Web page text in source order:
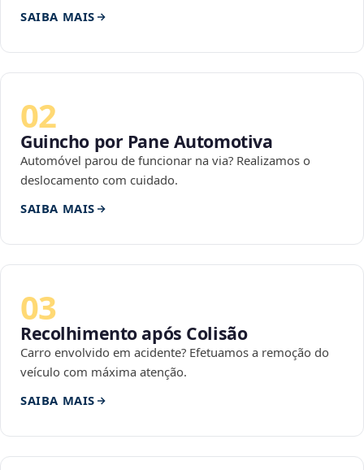
SAIBA MAIS
02
Guincho por Pane Automotiva
Automóvel parou de funcionar na via? Realizamos o
deslocamento com cuidado.
SAIBA MAIS
03
Recolhimento após Colisão
Carro envolvido em acidente? Efetuamos a remoção do
veículo com máxima atenção.
SAIBA MAIS